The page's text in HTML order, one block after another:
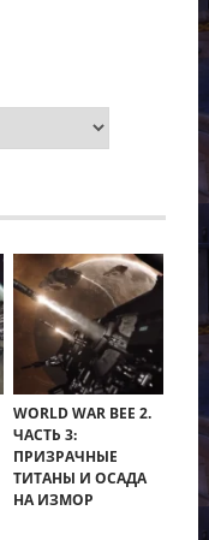
WORLD WAR BEE 2.
ЧАСТЬ 3:
ПРИЗРАЧНЫЕ
ТИТАНЫ И ОСАДА
НА ИЗМОР